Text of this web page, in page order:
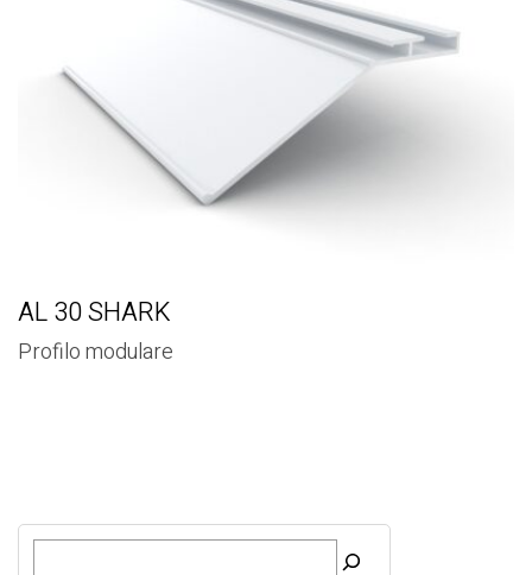
AL 30 SHARK
Profilo modulare
R